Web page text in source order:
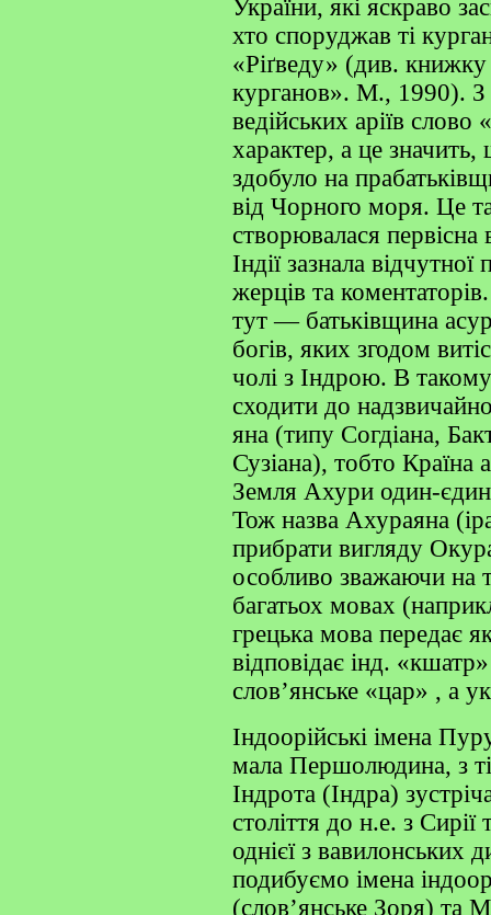
України, які яскраво
хто споруджав ті
«Ріґведу» (див.
курганов». М., 1990).
ведійських аріїв
характер, а це
здобуло на
від Чорного моря. Це
створювалася первісна
Індії зазнала
жерців та
тут — батьківщина
богів, яких згодом
чолі з Індрою. В
сходити до
яна (типу Согдіана,
Сузіана), тобто Країна
Земля Ахури один-
Тож назва Ахураяна
прибрати вигляду
особливо зважаючи на
багатьох мовах
грецька мова передає
відповідає інд.
слов’янське «цар» , а
Індоорійські імена
мала Першолюдина, з
Індрота (Індра)
століття до н.е. з
однієї з вавилонських
подибуємо імена
(слов’янське Зоря) та